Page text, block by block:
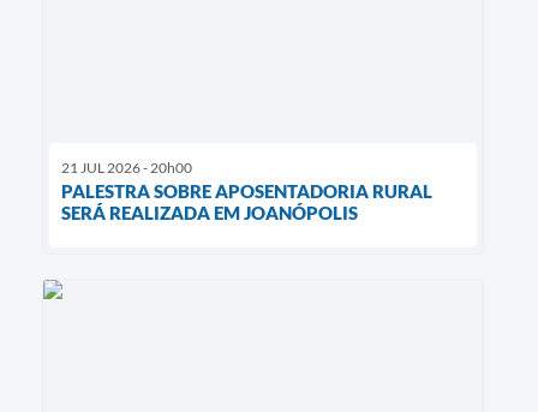
21 JUL 2026 - 20h00
PALESTRA SOBRE APOSENTADORIA RURAL
SERÁ REALIZADA EM JOANÓPOLIS